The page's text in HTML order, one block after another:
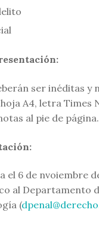
ser inéditas y
A4, letra Times
al pie de página.
el 6 de nvoiembre
al Departamento
(